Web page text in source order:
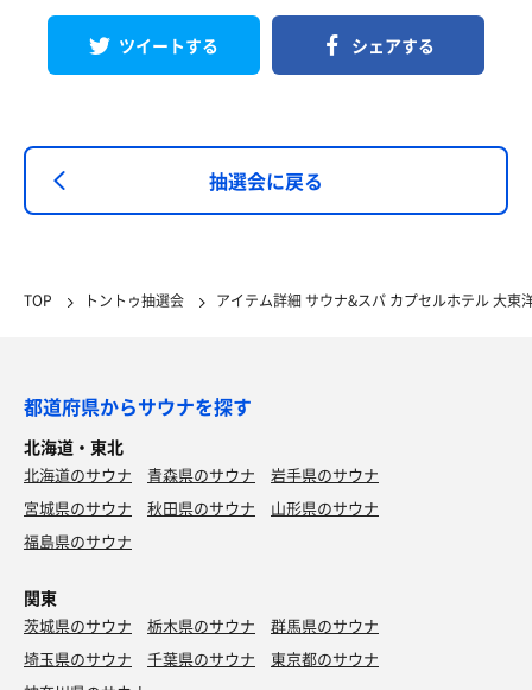
ツイートする シェアする
抽選会に戻る
TOP トントゥ抽選会 アイテム詳細 サウナ&スパ カプセルホテル 大東
都道府県からサウナを探す
北海道・東北
北海道のサウナ 青森県のサウナ
岩手県のサウナ
宮城県のサウナ
秋田県のサウナ
山形県のサウナ
福島県のサウナ
関東
茨城県のサウナ 栃木県のサウナ
群馬県のサウナ
埼玉県のサウナ
千葉県のサウナ
東京都のサウナ